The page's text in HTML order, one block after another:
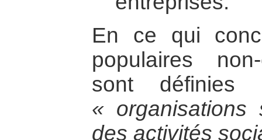
En ce qui
populaires
sont définies
« organisations
des activités